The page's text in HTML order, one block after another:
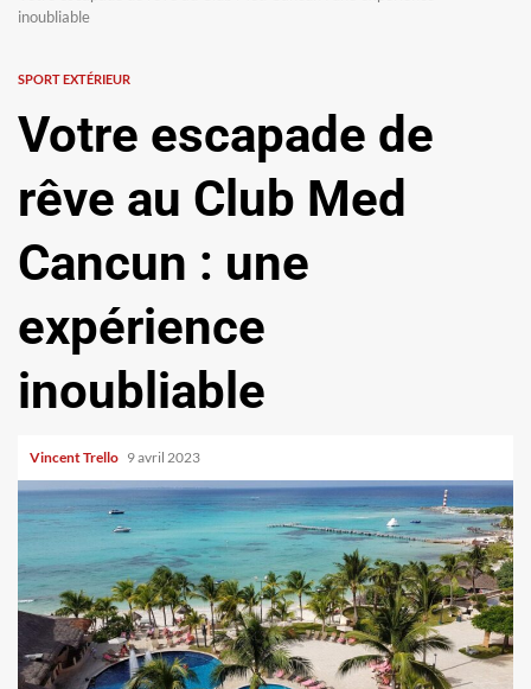
inoubliable
SPORT EXTÉRIEUR
Votre escapade de
rêve au Club Med
Cancun : une
expérience
inoubliable
Vincent Trello 9 avril 2023